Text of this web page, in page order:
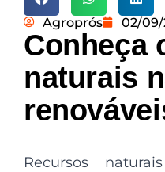
Agroprós 02/09/
Conheça
naturais
Recursos